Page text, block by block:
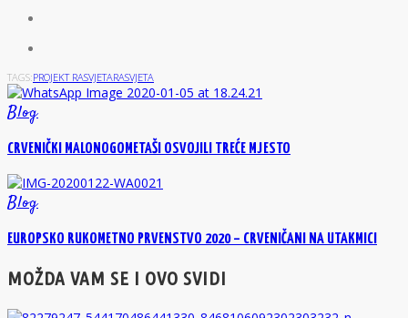
TAGS:PROJEKT RASVJETARASVJETA
Blog
CRVENIČKI MALONOGOMETAŠI OSVOJILI TREĆE MJESTO
Blog
EUROPSKO RUKOMETNO PRVENSTVO 2020 – CRVENIČANI NA UTAKMICI
MOŽDA VAM SE I OVO SVIDI